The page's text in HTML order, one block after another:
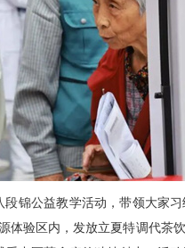
锦公益教学活动，带领大家
体验区内，发放立夏特调代茶